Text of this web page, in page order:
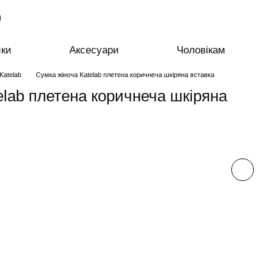
Аксесуари Чоловікам
Сумка жіноча Katelab плетена коричнеча шкіряна вставка
плетена коричнеча шкіряна